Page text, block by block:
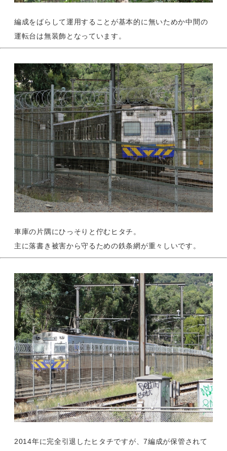
編成をばらして運用することが基本的に無いためか中間の
運転台は無装飾となっています。
車庫の片隅にひっそりと佇むヒタチ。
主に落書き被害から守るための鉄条網が重々しいです。
2014年に完全引退したヒタチですが、7編成が保管されて